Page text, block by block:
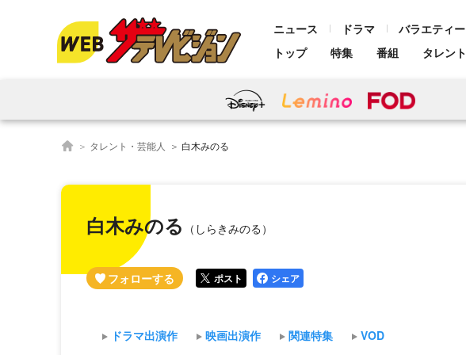
ニュース ドラマ バラエティー
トップ
特集 番組 タレント
タレント・芸能人 白木みのる
白木みのる （しらきみのる）
ポスト シェア
ドラマ出演作 映画出演作 関連特集 VOD